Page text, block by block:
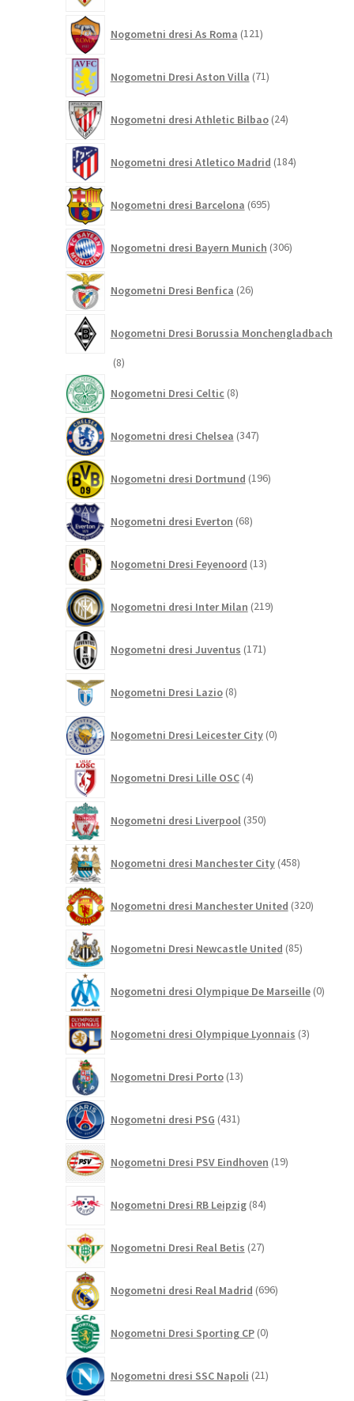
Nogometni dresi As Roma 121izdelkov
Nogometni Dresi Aston Villa 71izdelkov
Nogometni dresi Athletic Bilbao 24izdelkov
Nogometni dresi Atletico Madrid 184izdelkov
Nogometni dresi Barcelona 695izdelkov
Nogometni dresi Bayern Munich 306izdelkov
Nogometni Dresi Benfica 26izdelkov
Nogometni Dresi Borussia Monchengladbach
88
Nogometni Dresi Celtic 8izdelkov
Nogometni dresi Chelsea 347izdelkov
Nogometni dresi Dortmund 196izdelkov
Nogometni dresi Everton 68izdelkov
Nogometni Dresi Feyenoord 13izdelkov
Nogometni dresi Inter Milan 219izdelkov
Nogometni dresi Juventus 171izdelkov
Nogometni Dresi Lazio 8izdelkov
Nogometni Dresi Leicester City 0izdelkov
Nogometni Dresi Lille OSC 4izdelki
Nogometni dresi Liverpool 350izdelkov
Nogometni dresi Manchester City 458izdelkov
Nogometni dresi Manchester United 320izdelkov
Nogometni Dresi Newcastle United 85izdelkov
Nogometni dresi Olympique De Marseille 0
Nogometni dresi Olympique Lyonnais 3izdelki
Nogometni Dresi Porto 13izdelkov
Nogometni dresi PSG 431izdelkov
Nogometni Dresi PSV Eindhoven 19izdelkov
Nogometni Dresi RB Leipzig 84izdelkov
Nogometni Dresi Real Betis 27izdelkov
Nogometni dresi Real Madrid 696izdelkov
Nogometni Dresi Sporting CP 0izdelkov
Nogometni dresi SSC Napoli 21izdelkov